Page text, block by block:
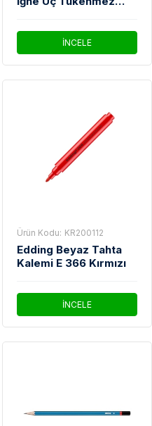
İNCELE
Ürün Kodu: KR200112
Edding Beyaz Tahta
Kalemi E 366 Kırmızı
İNCELE